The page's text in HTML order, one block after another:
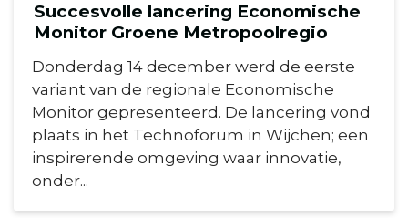
Succesvolle lancering Economische
Monitor Groene Metropoolregio
Donderdag 14 december werd de eerste
variant van de regionale Economische
Monitor gepresenteerd. De lancering vond
plaats in het Technoforum in Wijchen; een
inspirerende omgeving waar innovatie,
onder...